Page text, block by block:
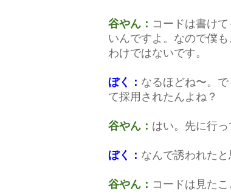
谷やん： コードは書け
いんですよ。なので僕
わけではないです。
ぼく： なるほどね〜。
て採用されたんよね？
谷やん： はい。先に行っ
ぼく： なんで誘われた
谷やん： コードは見た